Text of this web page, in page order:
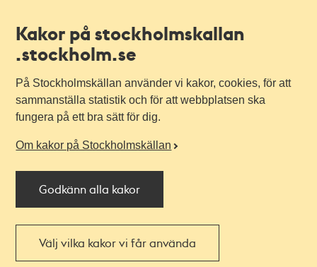
Kakor på stockholmskallan
.stockholm.se
På Stockholmskällan använder vi kakor, cookies, för att
sammanställa statistik och för att webbplatsen ska
fungera på ett bra sätt för dig.
Om kakor på Stockholmskällan
Godkänn alla kakor
Välj vilka kakor vi får använda